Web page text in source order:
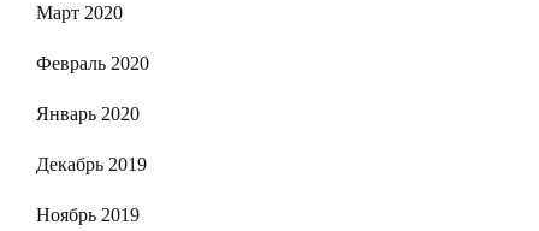
Март 2020
Февраль 2020
Январь 2020
Декабрь 2019
Ноябрь 2019